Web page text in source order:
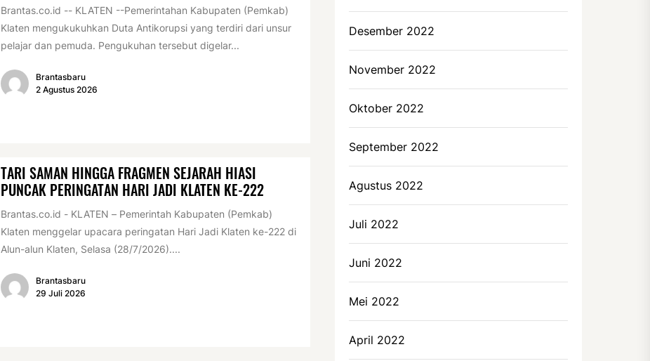
Brantas.co.id -- KLATEN --Pemerintahan Kabupaten (Pemkab)
Klaten mengukukuhkan Duta Antikorupsi yang terdiri dari unsur
pelajar dan pemuda. Pengukuhan tersebut digelar...
Brantasbaru
2 Agustus 2026
TARI SAMAN HINGGA FRAGMEN SEJARAH HIASI
PUNCAK PERINGATAN HARI JADI KLATEN KE-222
Brantas.co.id - KLATEN – Pemerintah Kabupaten (Pemkab)
Klaten menggelar upacara peringatan Hari Jadi Klaten ke-222 di
Alun-alun Klaten, Selasa (28/7/2026)....
Brantasbaru
29 Juli 2026
Desember 2022
November 2022
Oktober 2022
September 2022
Agustus 2022
Juli 2022
Juni 2022
Mei 2022
April 2022